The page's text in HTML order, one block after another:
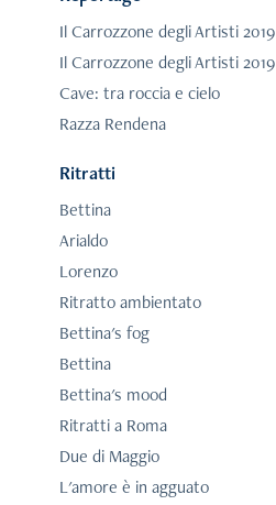
Il Carrozzone degli Artisti 2019
Il Carrozzone degli Artisti 2019
Cave: tra roccia e cielo
Razza Rendena
Ritratti
Bettina
Arialdo
Lorenzo
Ritratto ambientato
Bettina's fog
Bettina
Bettina's mood
Ritratti a Roma
Due di Maggio
L'amore è in agguato